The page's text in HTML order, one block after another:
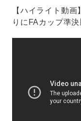
【ハイライト動画】
りにFAカップ準決